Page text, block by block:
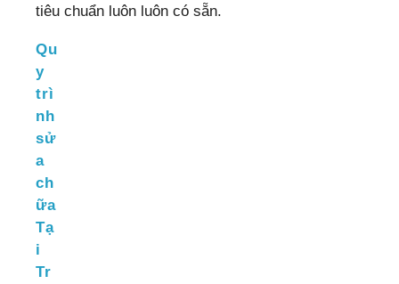
tiêu chuẩn luôn luôn có sẵn.
Qu
y
trì
nh
sử
a
ch
ữa
Tạ
i
Tr